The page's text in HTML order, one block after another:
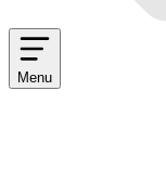
Menu